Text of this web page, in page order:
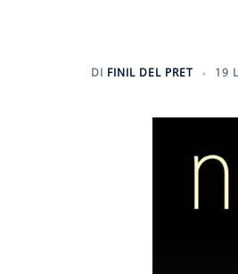
DI FINIL DEL PRET 19